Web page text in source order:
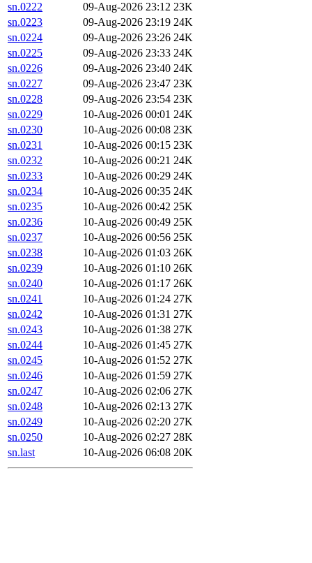
sn.0222
09-Aug-2026 23:12 23K
sn.0223
09-Aug-2026 23:19 24K
sn.0224
09-Aug-2026 23:26 24K
sn.0225
09-Aug-2026 23:33 24K
sn.0226
09-Aug-2026 23:40 24K
sn.0227
09-Aug-2026 23:47 23K
sn.0228
09-Aug-2026 23:54 23K
sn.0229
10-Aug-2026 00:01 24K
sn.0230
10-Aug-2026 00:08 23K
sn.0231
10-Aug-2026 00:15 23K
sn.0232
10-Aug-2026 00:21 24K
sn.0233
10-Aug-2026 00:29 24K
sn.0234
10-Aug-2026 00:35 24K
sn.0235
10-Aug-2026 00:42 25K
sn.0236
10-Aug-2026 00:49 25K
sn.0237
10-Aug-2026 00:56 25K
sn.0238
10-Aug-2026 01:03 26K
sn.0239
10-Aug-2026 01:10 26K
sn.0240
10-Aug-2026 01:17 26K
sn.0241
10-Aug-2026 01:24 27K
sn.0242
10-Aug-2026 01:31 27K
sn.0243
10-Aug-2026 01:38 27K
sn.0244
10-Aug-2026 01:45 27K
sn.0245
10-Aug-2026 01:52 27K
sn.0246
10-Aug-2026 01:59 27K
sn.0247
10-Aug-2026 02:06 27K
sn.0248
10-Aug-2026 02:13 27K
sn.0249
10-Aug-2026 02:20 27K
sn.0250
10-Aug-2026 02:27 28K
sn.last
10-Aug-2026 06:08 20K